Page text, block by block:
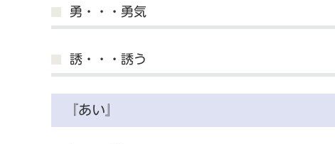
勇・・・勇気
誘・・・誘う
『あい』